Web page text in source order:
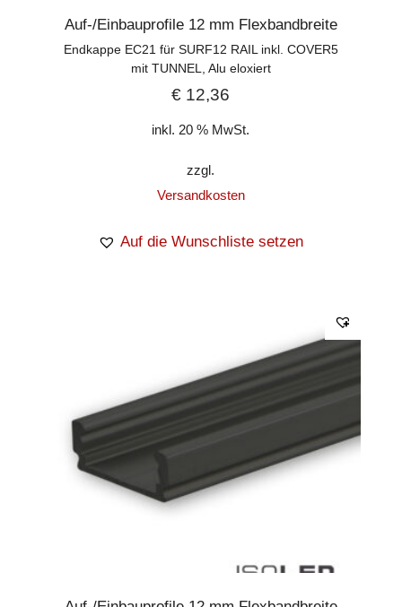
Auf-/Einbauprofile 12 mm Flexbandbreite
Endkappe EC21 für SURF12 RAIL inkl. COVER5
mit TUNNEL, Alu eloxiert
€ 12,36
inkl. 20 % MwSt.
zzgl.
Versandkosten
Auf die Wunschliste setzen